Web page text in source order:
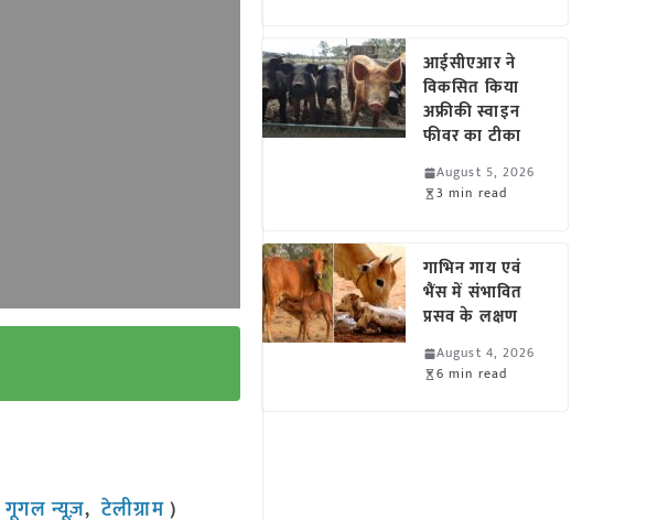
गूगल न्यूज़,टेलीग्राम)
आईसीएआर ने
विकसित किया
अफ्रीकी स्वाइन
फीवर का टीका
August 5, 2026
3 min read
गाभिन गाय एवं
भैंस में संभावित
प्रसव के लक्षण
August 4, 2026
6 min read